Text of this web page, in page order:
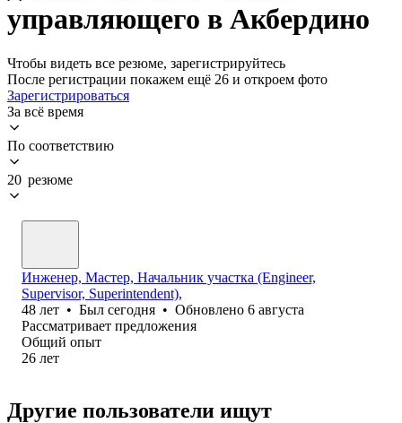
управляющего в Акбердино
Чтобы видеть все резюме, зарегистрируйтесь
После регистрации покажем ещё 26 и откроем фото
Зарегистрироваться
За всё время
По соответствию
20 резюме
Инженер, Мастер, Начальник участка (Engineer,
Supervisor, Superintendent),
48 лет • Был сегодня • Обновлено 6 августа
Рассматривает предложения
Общий опыт
26 лет
Другие пользователи ищут